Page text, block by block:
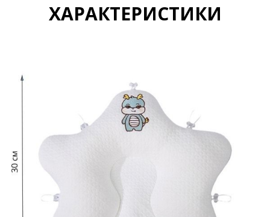
ХАРАКТЕРИСТИКИ